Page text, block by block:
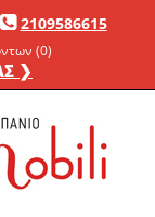
2109586615
(0)
❯